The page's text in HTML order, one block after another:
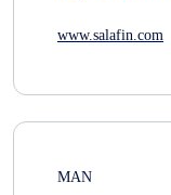
www.salafin.com
MAN